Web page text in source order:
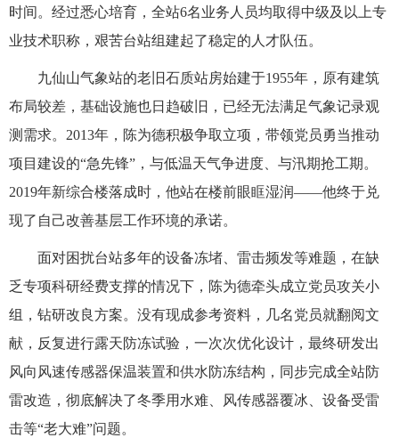
时间。经过悉心培育，全站6名业务人员均取得中级及以上专
业技术职称，艰苦台站组建起了稳定的人才队伍。
九仙山气象站的老旧石质站房始建于1955年，原有建筑
布局较差，基础设施也日趋破旧，已经无法满足气象记录观
测需求。2013年，陈为德积极争取立项，带领党员勇当推动
项目建设的“急先锋”，与低温天气争进度、与汛期抢工期。
2019年新综合楼落成时，他站在楼前眼眶湿润——他终于兑
现了自己改善基层工作环境的承诺。
面对困扰台站多年的设备冻堵、雷击频发等难题，在缺
乏专项科研经费支撑的情况下，陈为德牵头成立党员攻关小
组，钻研改良方案。没有现成参考资料，几名党员就翻阅文
献，反复进行露天防冻试验，一次次优化设计，最终研发出
风向风速传感器保温装置和供水防冻结构，同步完成全站防
雷改造，彻底解决了冬季用水难、风传感器覆冰、设备受雷
击等“老大难”问题。